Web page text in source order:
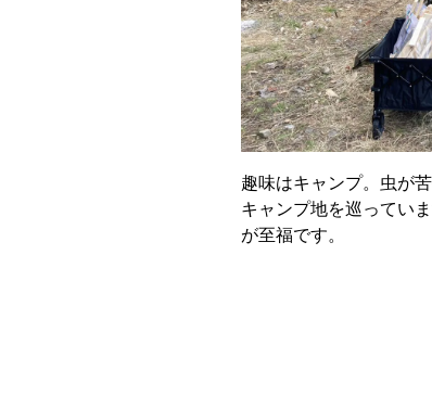
趣味はキャンプ。虫が
キャンプ地を巡ってい
が至福です。